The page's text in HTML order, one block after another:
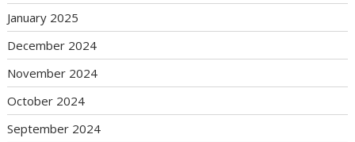
January 2025
December 2024
November 2024
October 2024
September 2024